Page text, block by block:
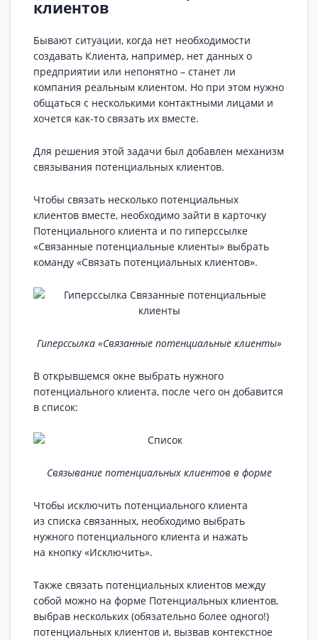
клиентов
Бывают ситуации, когда нет необходимости
создавать Клиента, например, нет данных о
предприятии или непонятно – станет ли
компания реальным клиентом. Но при этом нужно
общаться с несколькими контактными лицами и
хочется как-то связать их вместе.
Для решения этой задачи был добавлен механизм
связывания потенциальных клиентов.
Чтобы связать несколько потенциальных
клиентов вместе, необходимо зайти в карточку
Потенциального клиента и по гиперссылке
«Связанные потенциальные клиенты» выбрать
команду «Связать потенциальных клиентов».
Гиперссылка «Связанные потенциальные клиенты»
В открывшемся окне выбрать нужного
потенциального клиента, после чего он добавится
в список:
Связывание потенциальных клиентов в форме
Чтобы исключить потенциального клиента
из списка связанных, необходимо выбрать
нужного потенциального клиента и нажать
на кнопку «Исключить».
Также связать потенциальных клиентов между
собой можно на форме Потенциальных клиентов,
выбрав нескольких (обязательно более одного!)
потенциальных клиентов и, вызвав контекстное